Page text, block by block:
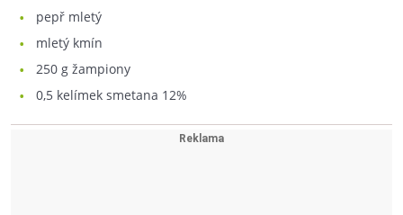
pepř mletý
mletý kmín
250 g žampiony
0,5 kelímek smetana 12%